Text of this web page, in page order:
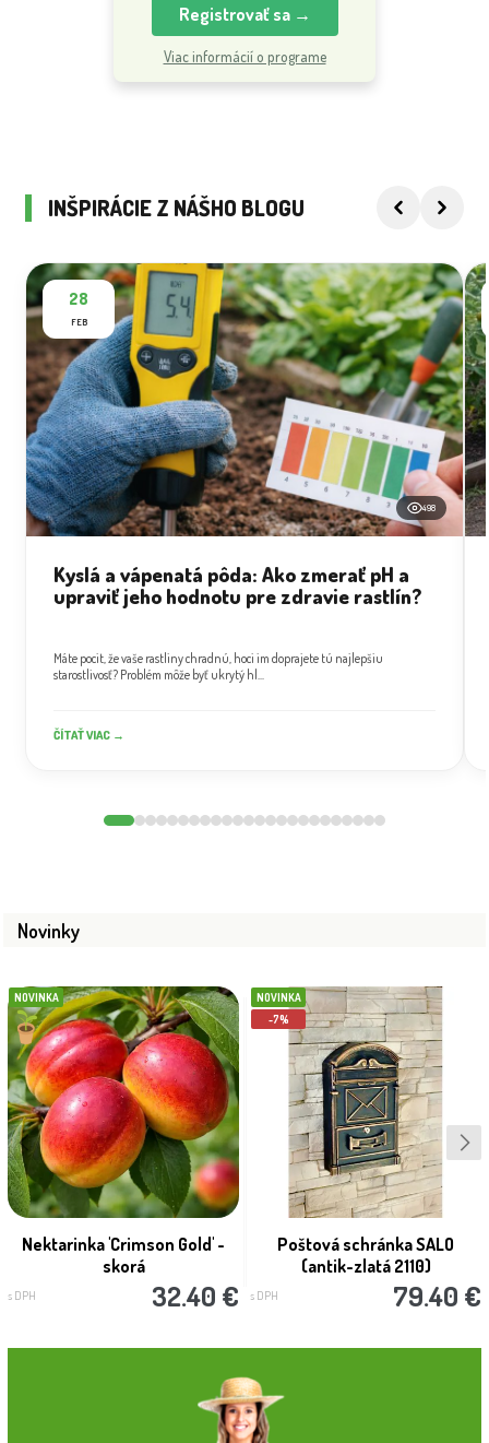
Registrovať sa →
Viac informácií o programe
INŠPIRÁCIE Z NÁŠHO BLOGU
28
FEB
498
Kyslá a vápenatá pôda: Ako zmerať pH a
upraviť jeho hodnotu pre zdravie rastlín?
Máte pocit, že vaše rastliny chradnú, hoci im doprajete tú najlepšiu
starostlivosť? Problém môže byť ukrytý hl...
ČÍTAŤ VIAC →
Novinky
NOVINKA
Nektarinka 'Crimson Gold' -
skorá
s DPH 32.40 €
NOVINKA
-7%
Poštová schránka SALO
(antik-zlatá 2110)
s DPH 79.40 €